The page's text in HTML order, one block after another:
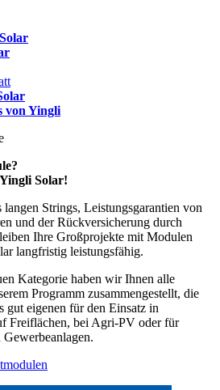
von Yingli
Solar!
langen Strings, Leistungsgarantien von
und der Rückversicherung durch
Ihre Großprojekte mit Modulen
langfristig leistungsfähig.
Kategorie haben wir Ihnen alle
Programm zusammengestellt, die
gut eigenen für den Einsatz in
Freiflächen, bei Agri-PV oder für